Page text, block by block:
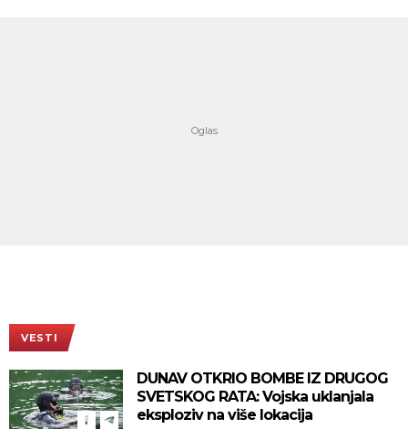
VESTI
DUNAV OTKRIO BOMBE IZ DRUGOG
SVETSKOG RATA: Vojska uklanjala
eksploziv na više lokacija